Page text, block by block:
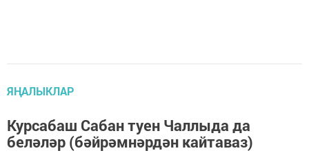
ЯҢАЛЫКЛАР
Курсабаш Сабан туен Чаллыда да
беләләр (бәйрәмнәрдән кайтаваз)